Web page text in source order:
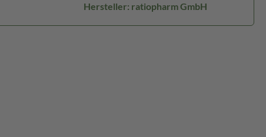
Hersteller: ratiopharm GmbH